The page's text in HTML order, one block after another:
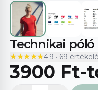
Adatvédelmi
Technikai póló
★★★★★
★★★★★4,9 · 69
3900 Ft-